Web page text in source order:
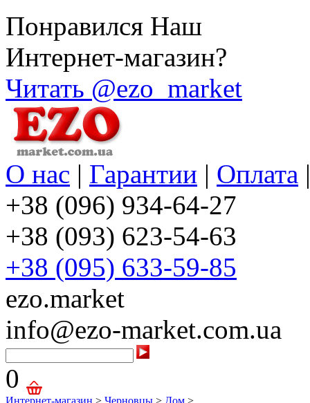
Понравился Наш
Интернет-магазин?
Читать @ezo_market
О нас | Гарантии | Оплата
+38 (096) 934-64-27
+38 (093) 623-54-63
+38 (095) 633-59-85
ezo.market
info@ezo-market.com.ua
0